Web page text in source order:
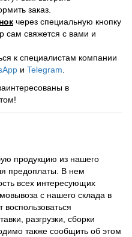
заказ.
через специальную кнопку
сам свяжется с вами и
к специалистам компании
и Telegram
в
продукцию из нашего
предоплаты. В нем
всех интересующих
с нашего склада в
разгрузки, сборки
также сообщить об этом